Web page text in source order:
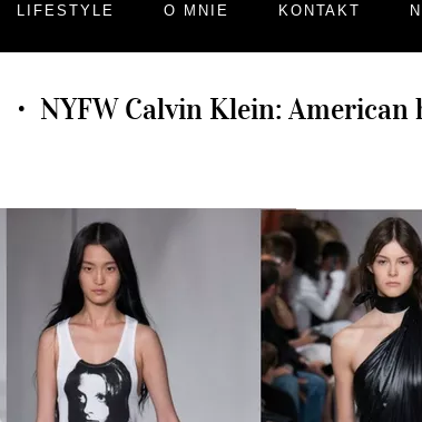
LIFESTYLE O MNIE KONTAKT
• NYFW Calvin Klein: